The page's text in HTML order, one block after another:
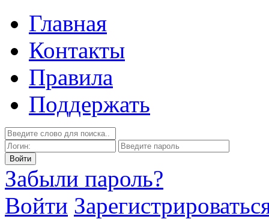
Главная
Контакты
Правила
Поддержать
Забыли пароль?
Войти